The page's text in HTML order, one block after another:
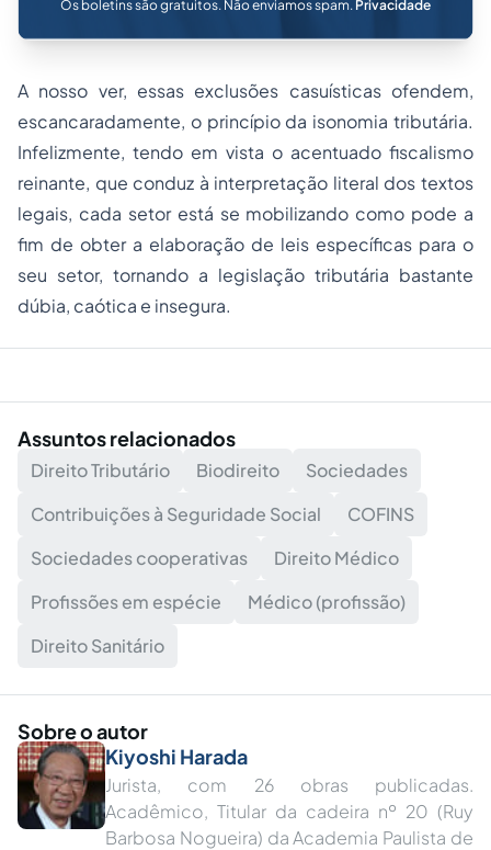
Os boletins são gratuitos. Não enviamos spam. Privacidade
A nosso ver, essas exclusões casuísticas ofendem,
escancaradamente, o princípio da isonomia tributária.
Infelizmente, tendo em vista o acentuado fiscalismo
reinante, que conduz à interpretação literal dos textos
legais, cada setor está se mobilizando como pode a
fim de obter a elaboração de leis específicas para o
seu setor, tornando a legislação tributária bastante
dúbia, caótica e insegura.
Assuntos relacionados
Direito Tributário Biodireito
Sociedades
Contribuições à Seguridade Social
COFINS
Sociedades cooperativas
Direito Médico
Profissões em espécie
Médico (profissão)
Direito Sanitário
Sobre o autor
Kiyoshi Harada
Jurista, com 26 obras publicadas.
Acadêmico, Titular da cadeira nº 20 (Ruy
Barbosa Nogueira) da Academia Paulista de